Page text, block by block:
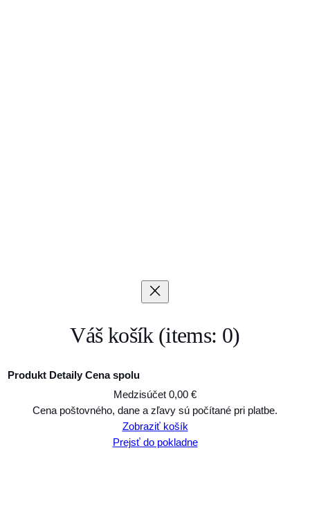
Váš košík (items: 0)
Produkty
Produkt Detaily Cena spolu
Medzisúčet 0,00 €
Cena poštovného, dane a zľavy sú počítané pri platbe.
Zobraziť košík
Prejsť do pokladne